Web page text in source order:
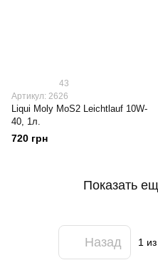
43
Артикул: 2626
Liqui Moly МoS2 Leichtlauf 10W-
40, 1л.
720 грн
Показать
Назад 1